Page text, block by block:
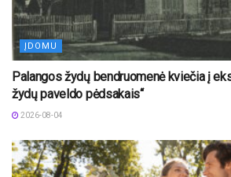
ĮDOMU
Palangos žydų bendruomenė kviečia į
žydų paveldo pėdsakais“
2026-08-04